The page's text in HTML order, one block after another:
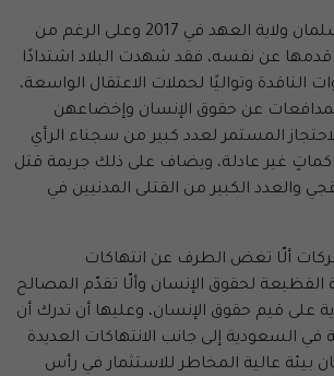
منذ تولي محمد بن سلمان ولاية العهد في 2017 وعلى الرغم من
قدمها عن نفسه، فقد شهدت البلاد اشتدادًا
الناقدة وتواليًا لحملات الاعتقال الواسعة،
عن حقوق الإنسان وإخضاعهن
المستمر لعدد كبير من سجناء الرأي
غير عادلة، ويضاف على ذلك جريمة قتل
والعدد الكبير من القتلى المدنيين في
ألّا تغض الطرف عن انتهاكات
لحقوق الإنسان وألّا تقدّم المصالح
على قيم حقوق الإنسان، وعليها أن تدرك أن
في السعودية إلى جانب الانتهاكات العديدة
بيئة عالية المخاطر للاستثمار في رأس